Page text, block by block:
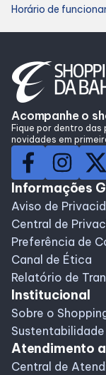
Lojas e
Alimentação
Compre Online
Programa de
Horário de
Acompanhe o
Fique por dentro
novidades em
Informações
Aviso de
Central de
Preferência de
Canal de Ética
Relatório de
Institucional
Sobre o
Sustentabilidade
Atendimento
Central de